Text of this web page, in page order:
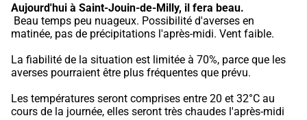
Aujourd'hui à Saint-Jouin-de-Milly, il fera beau.
matinée, pas de précipitations l'après-midi. Vent faible.
La fiabilité de la situation est limitée à 70%, parce que les
averses pourraient être plus fréquentes que prévu.
Les températures seront comprises entre 20 et 32°C au
cours de la journée, elles seront très chaudes l'après-midi